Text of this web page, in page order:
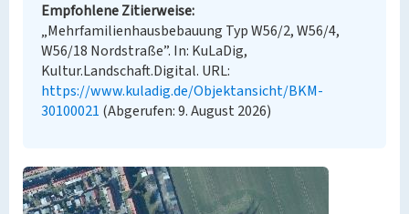
Empfohlene Zitierweise
„Mehrfamilienhausbebauung Typ W56/2, W56/4,
W56/18 Nordstraße”. In: KuLaDig,
Kultur.Landschaft.Digital. URL:
https://www.kuladig.de/Objektansicht/BKM-
30100021 (Abgerufen: 9. August 2026)